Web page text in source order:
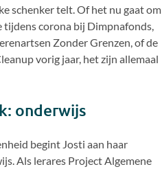
schenker telt. Of het nu gaat om
tijdens corona bij Dimpnafonds,
Zonder Grenzen, of de
vorig jaar, het zijn allemaal
onderwijs
begint Josti aan haar
Als lerares Project Algemene